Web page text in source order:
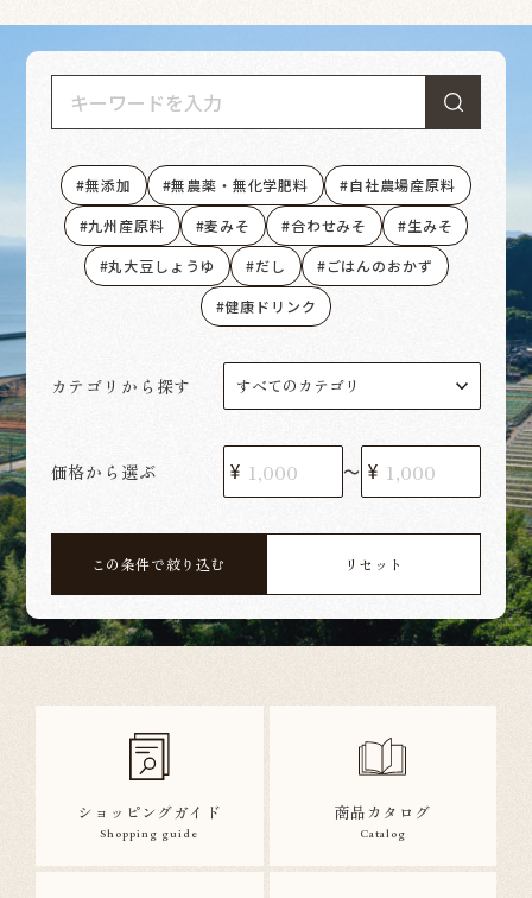
無添加 無農薬・無化学肥料
自社農場産原料
九州産原料
麦みそ 合わせみそ
生みそ
丸大豆しょうゆ
だし
ごはんのおかず
健康ドリンク
カテゴリから探す
価格から選ぶ 〜
この条件で絞り込む リセット
ショッピングガイド
Shopping guide
商品カタログ
Catalog